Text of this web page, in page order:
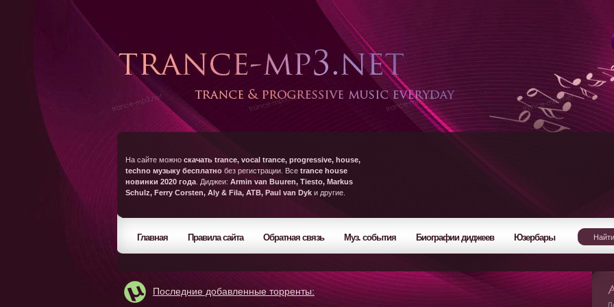
На сайте можно скачать trance, vocal trance, progressive, house,
techno музыку бесплатно без регистрации. Все trance house
новинки 2020 года . Диджеи: Armin van Buuren, Tiesto, Markus
Schulz, Ferry Corsten, Aly & Fila, ATB, Paul van Dyk и другие.
Главная Правила сайта Обратная связь Муз. события Биографии диджеев Юзербары
Последние добавленные торренты: